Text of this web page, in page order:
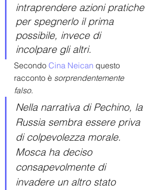
intraprendere azioni pratiche
per spegnerlo il prima
possibile, invece di
incolpare gli altri.
Secondo Cina Neican questo
racconto è sorprendentemente
falso.
Nella narrativa di Pechino, la
Russia sembra essere priva
di colpevolezza morale.
Mosca ha deciso
consapevolmente di
invadere un altro stato